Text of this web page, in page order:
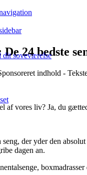
dit soveværelse
24 bedste
indhold -
af vores liv? Ja, du
der yder den
dagen an.